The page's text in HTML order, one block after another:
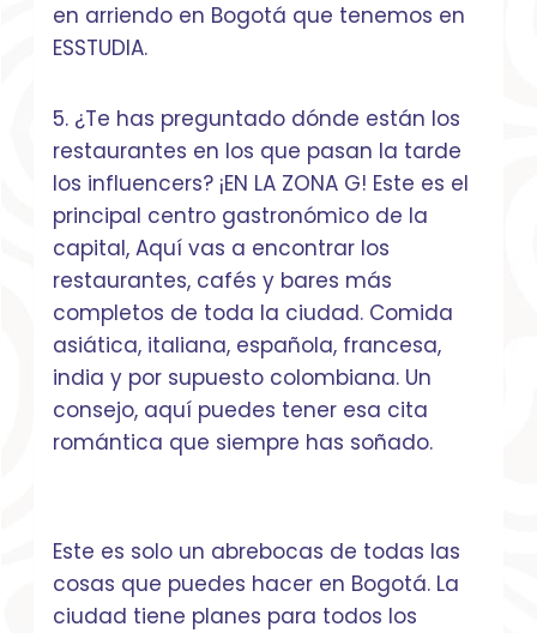
en arriendo en Bogotá que tenemos en
ESSTUDIA.
5. ¿Te has preguntado dónde están los
restaurantes en los que pasan la tarde
los influencers? ¡EN LA ZONA G! Este es el
principal centro gastronómico de la
capital, Aquí vas a encontrar los
restaurantes, cafés y bares más
completos de toda la ciudad. Comida
asiática, italiana, española, francesa,
india y por supuesto colombiana. Un
consejo, aquí puedes tener esa cita
romántica que siempre has soñado.
Este es solo un abrebocas de todas las
cosas que puedes hacer en Bogotá. La
ciudad tiene planes para todos los